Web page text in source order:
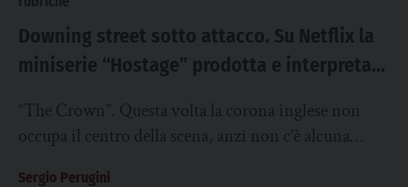
Downing street sotto attacco. Su Netflix la
miniserie “Hostage” prodotta e interpretata
“The Crown”. Questa volta la corona inglese non
occupa il centro della scena, anzi non c’è alcuna
Sergio Perugini